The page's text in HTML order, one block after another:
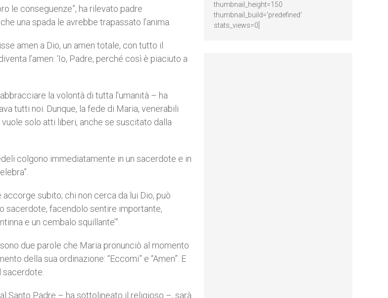
le conseguenze”, ha rilevato padre
una spada le avrebbe trapassato l’anima.
amen a Dio, un amen totale, con tutto il
l’amen: ‘Io, Padre, perché così è piaciuto a
la volontà di tutta l’umanità – ha
tutti noi. Dunque, la fede di Maria, venerabili
solo atti liberi, anche se suscitato dalla
colgono immediatamente in un sacerdote e in
subito; chi non cerca da lui Dio, può
sacerdote, facendolo sentire importante,
e un cembalo squillante’”.
due parole che Maria pronunciò al momento
della sua ordinazione: “Eccomi” e “Amen”. E
sacerdote.
Santo Padre – ha sottolineato il religioso –, sarà
thumbnail_height=150
thumbnail_build='predefined'
stats_views=0]